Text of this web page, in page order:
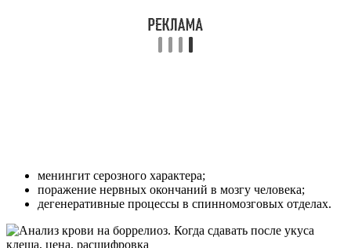
менингит серозного характера;
поражение нервных окончаний в мозгу человека;
дегенеративные процессы в спинномозговых отделах.